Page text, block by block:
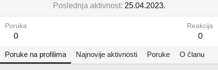
Poslednja aktivnost 25.04.2023.
Poruka
0
Reakcija
0
Poruke na profilima Najnovije aktivnosti Poruke O članu